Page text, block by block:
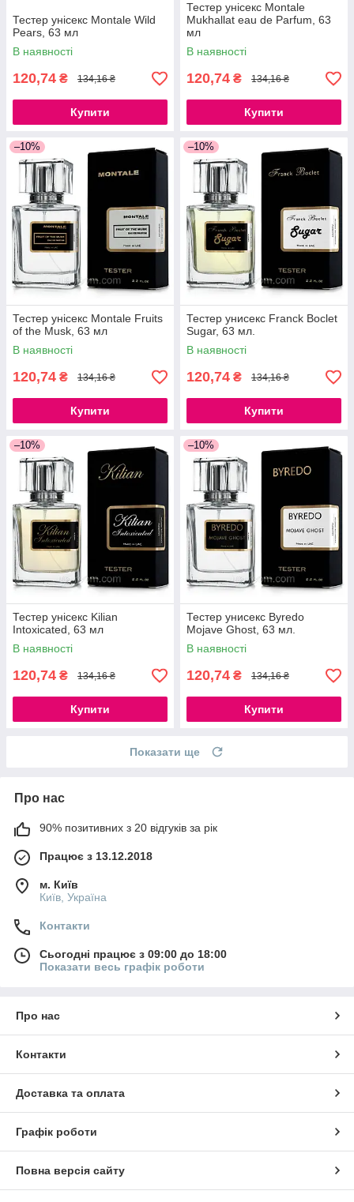
Тестер унісекс Montale Wild
Pears, 63 мл
В наявності
120,74 ₴ 134,16 ₴
Купити
Тестер унісекс Montale
Mukhallat eau de Parfum, 63
мл
В наявності
120,74 ₴ 134,16 ₴
Купити
–10%
Тестер унісекс Montale Fruits
of the Musk, 63 мл
В наявності
120,74 ₴ 134,16 ₴
Купити
–10%
Тестер унисекс Franck Boclet
Sugar, 63 мл.
В наявності
120,74 ₴ 134,16 ₴
Купити
–10%
Тестер унісекс Kilian
Intoxicated, 63 мл
В наявності
120,74 ₴ 134,16 ₴
Купити
–10%
Тестер унисекс Byredo
Mojave Ghost, 63 мл.
В наявності
120,74 ₴ 134,16 ₴
Купити
Показати ще
Про нас
90% позитивних з 20 відгуків за рік
Працює з 13.12.2018
м. Київ
Київ, Україна
Контакти
Сьогодні працює з 09:00 до 18:00
Показати весь графік роботи
Про нас
Контакти
Доставка та оплата
Графік роботи
Повна версія сайту